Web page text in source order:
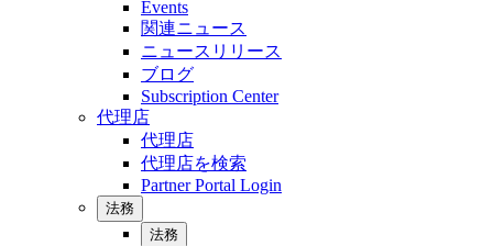
Events
関連ニュース
ニュースリリース
ブログ
Subscription Center
代理店
代理店
代理店を検索
Partner Portal Login
法務
法務